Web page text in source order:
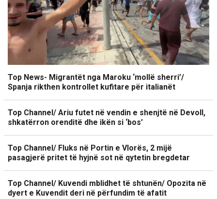
Top News- Migrantët nga Maroku ‘mollë sherri’/
Spanja rikthen kontrollet kufitare për italianët
Top Channel/ Ariu futet në vendin e shenjtë në Devoll,
shkatërron orenditë dhe ikën si ‘bos’
Top Channel/ Fluks në Portin e Vlorës, 2 mijë
pasagjerë pritet të hyjnë sot në qytetin bregdetar
Top Channel/ Kuvendi mblidhet të shtunën/ Opozita në
dyert e Kuvendit deri në përfundim të afatit